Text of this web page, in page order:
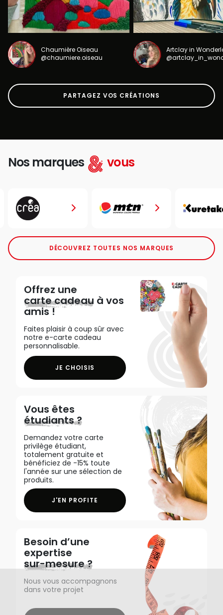
Chaumière Oiseau
@chaumiere.oiseau
Artclay in
PARTAGEZ VOS CRÉATIONS
Nos marques vous
DÉCOUVREZ TOUTES NOS MARQUES
Offrez une
carte cadeau à vos
amis !
Faites plaisir à coup sûr avec
notre e-carte cadeau
personnalisable.
JE CHOISIS
Vous êtes
étudiants ?
Demandez votre carte
privilège étudiant,
totalement gratuite et
bénéficiez de -15% toute
l'année sur une sélection de
produits.
J'EN PROFITE
Besoin d’une
expertise
sur-mesure ?
Nous vous accompagnons
dans votre projet